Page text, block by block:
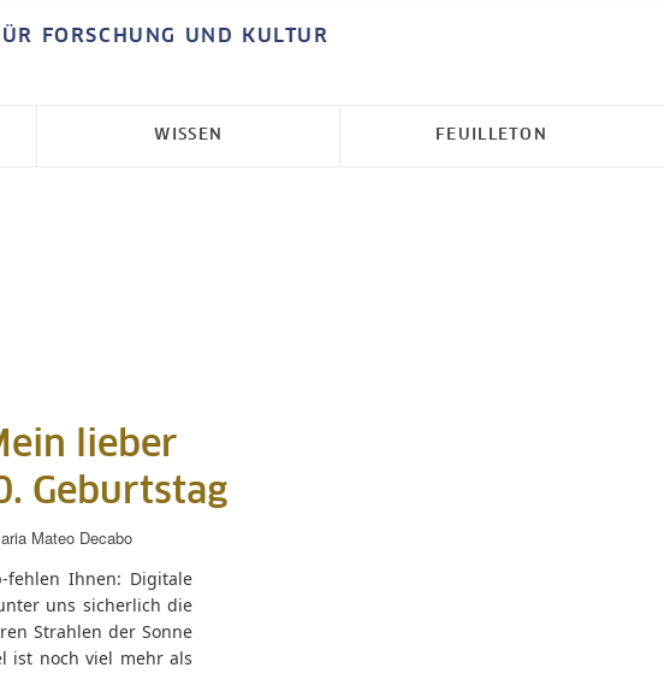
FORSCHUNG UND KULTUR
WISSEN FEUILLETON
lieber
Geburtstag
Mateo Decabo
fehlen Ihnen: Digitale
uns sicherlich die
Strahlen der Sonne
ist noch viel mehr als